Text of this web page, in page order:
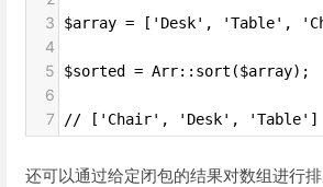
3
$array = ['Desk', 'Table',
4
5
$sorted = Arr::sort($array);
6
7
// ['Chair', 'Desk', 'Table']
还可以通过给定闭包的结果对数组进行排